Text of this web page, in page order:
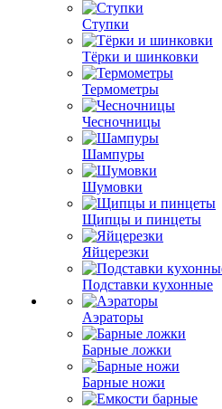
Ступки
Тёрки и шинковки
Термометры
Чесночницы
Шампуры
Шумовки
Щипцы и пинцеты
Яйцерезки
Подставки кухонные
Аэраторы
Барные ложки
Барные ножи